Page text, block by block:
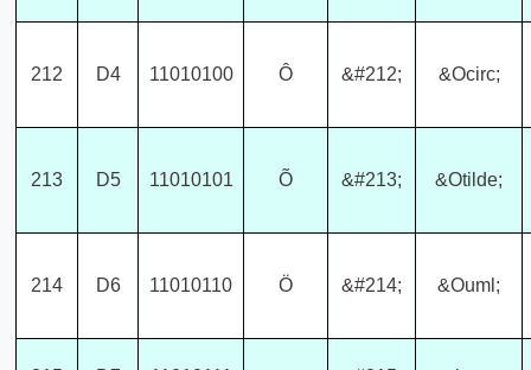
212 D4 11010100 Ô &#212; &Ocirc;
213 D5 11010101 Õ &#213; &Otilde;
214 D6 11010110 Ö &#214; &Ouml;